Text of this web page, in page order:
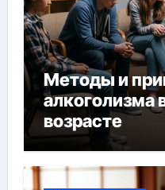
Методы и
алкоголизма
возрасте